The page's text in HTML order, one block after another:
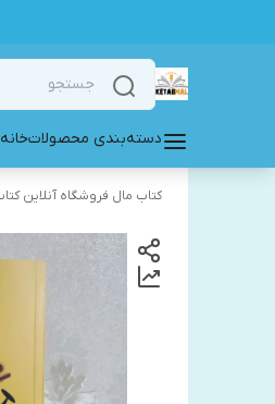
دسته‌بندی محصولاتخانه
کتاب مال فروشگاه آنلاین